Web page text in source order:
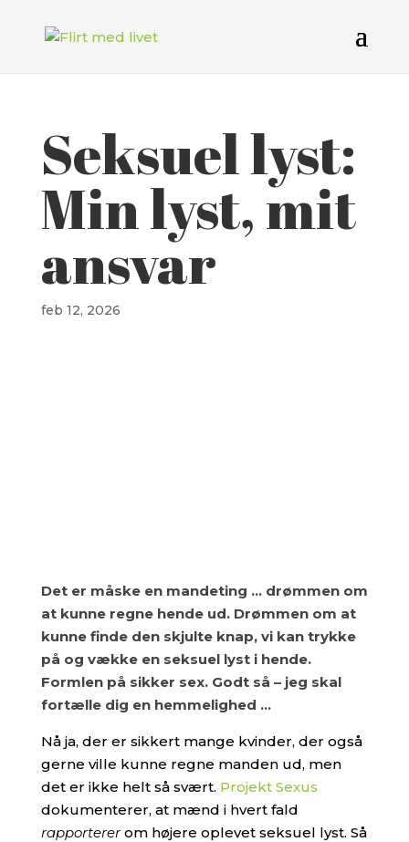
Seksuel lyst:
Min lyst, mit
ansvar
feb 12, 2026
Det er måske en mandeting … drømmen om
at kunne regne hende ud. Drømmen om at
kunne finde den skjulte knap, vi kan trykke
på og vække en seksuel lyst i hende.
Formlen på sikker sex. Godt så – jeg skal
fortælle dig en hemmelighed …
Nå ja, der er sikkert mange kvinder, der også
gerne ville kunne regne manden ud, men
det er ikke helt så svært. Projekt Sexus
dokumenterer, at mænd i hvert fald
rapportererom højere oplevet seksuel lyst. Så